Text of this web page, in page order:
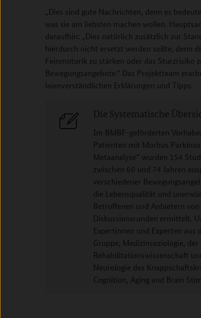
„Dies sind gute Nachrichten, denn es
was sie am liebsten machen wollen.
daraufhin: „Dies natürlich zusätzlich zur
hierdurch nicht ersetzt werden sollte, denn
Feinmotorik zu stärken oder das Sturzrisiko
Bewegungsangebote.“ Das Projektteam
laienverständlichen Erklärungen und Tipps.
Die Systematische
Im BMBF-geförderten
Patienten mit Morbus
Metaanalyse“ wurden 154
zwischen 60 und 74 Jahren
verschiedener
die Lebensqualität und
Betroffenen und Anbietern
Diskussionsrunden ermittelt.
Expertinnen und Experten aus
Gruppe, Medizinsoziologie,
Rehabilitationswissenschaft
Neurologie des
Cognition, Aging and Brain